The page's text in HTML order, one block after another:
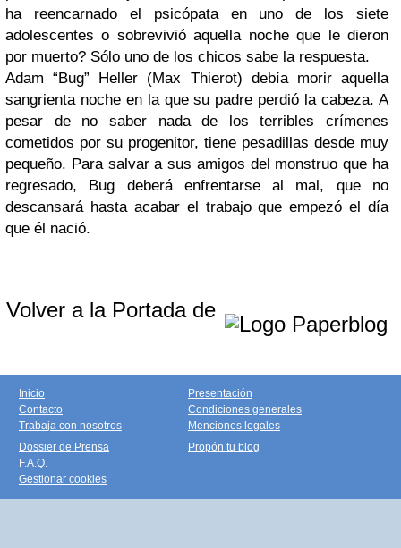
ha reencarnado el psicópata en uno de los siete
adolescentes o sobrevivió aquella noche que le dieron
por muerto? Sólo uno de los chicos sabe la respuesta.
Adam “Bug” Heller (Max Thierot) debía morir aquella
sangrienta noche en la que su padre perdió la cabeza. A
pesar de no saber nada de los terribles crímenes
cometidos por su progenitor, tiene pesadillas desde muy
pequeño. Para salvar a sus amigos del monstruo que ha
regresado, Bug deberá enfrentarse al mal, que no
descansará hasta acabar el trabajo que empezó el día
que él nació.
Volver a la Portada de
Inicio
Contacto
Trabaja con nosotros
Presentación
Condiciones generales
Menciones legales
Dossier de Prensa
F.A.Q.
Gestionar cookies
Propón tu blog